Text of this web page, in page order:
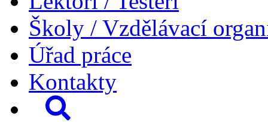
Školy / Vzdělávací
Úřad práce
Kontakty